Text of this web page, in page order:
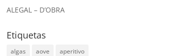
ALEGAL – D’OBRA
Etiquetas
algas aove
aperitivo